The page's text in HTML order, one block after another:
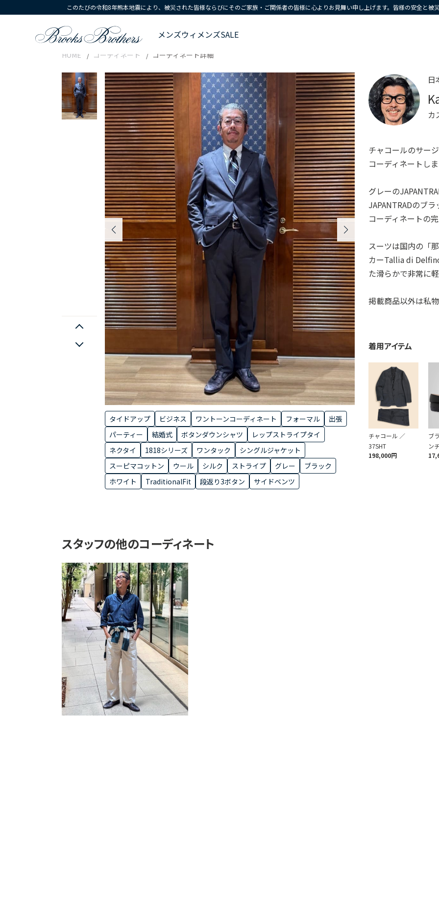
このたびの令和8年熊本地震により、被災された皆様ならびにそのご家族・ご関係者の皆様に心よりお見舞い申し上げます。皆様の安全と被
メンズウィメンズSALE
HOME コーディネート コーディネート詳細
タイドアップ ビジネス ワントーンコーディネート フォーマル
出張
パーティー
結婚式 ボタンダウンシャツ
レップストライプタイ
ネクタイ
1818シリーズ ワンタック
シングルジャケット
スーピマコットン
ウール シルク ストライプ グレー
ブラック
ホワイト
TraditionalFit 段返り3ボタン サイドベンツ
日
カ
チャコールのサー
コーディネートしま
グレーの
JAPANTRADのブ
コーディネートの完
スーツは国内の「
カーTallia di
た滑らかで非常に
掲載商品以外は私物
着用アイテム
チャコール ／
37SHT
198,000円
ブ
ン
スタッフの他のコーディネート